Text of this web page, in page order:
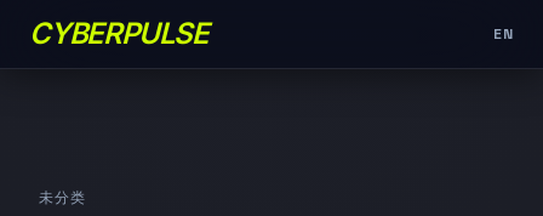
CYBERPULSE EN
未分类